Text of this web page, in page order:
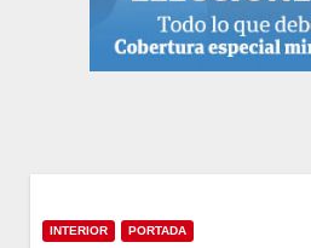
INTERIOR PORTADA